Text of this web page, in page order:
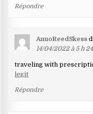
Répondre
AnuoReedSkess
14/04/2022 à 5 h
traveling with
legit
Répondre